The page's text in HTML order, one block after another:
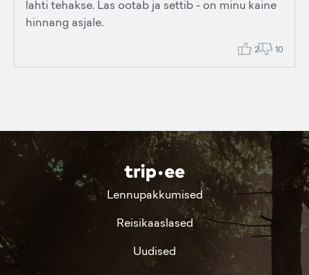
lahti tehakse. Las ootab ja settib - on minu kaine
hinnang asjale.
2 10
Lennupakkumised
Reisikaaslased
Uudised